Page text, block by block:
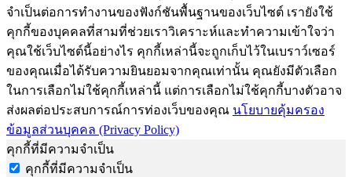
จำเป็นต่อการทำงานของฟังก์ชันพื้นฐานของเว็บไซต์ เรายังใช้
คุกกี้ของบุคคลที่สามที่ช่วยเราวิเคราะห์และทำความเข้าใจว่า
คุณใช้เว็บไซต์นี้อย่างไร คุกกี้เหล่านี้จะถูกเก็บไว้ในเบราว์เซอร์
ของคุณเมื่อได้รับความยินยอมจากคุณเท่านั้น คุณยังมีตัวเลือก
ในการเลือกไม่ใช้คุกกี้เหล่านี้ แต่การเลือกไม่ใช้คุกกี้บางตัวอาจ
ส่งผลต่อประสบการณ์การท่องเว็บของคุณ นโยบายคุ้มครอง
ข้อมูลส่วนบุคคล (Privacy Policy)
คุกกี้ที่มีความจำเป็น
คุกกี้ที่มีความจำเป็น